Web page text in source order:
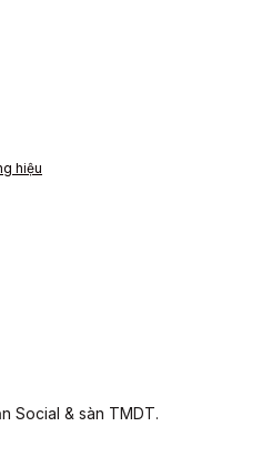
Social & sàn TMDT.
hiệu